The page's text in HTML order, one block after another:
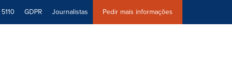
GDPR Journalistas Pedir mais informações